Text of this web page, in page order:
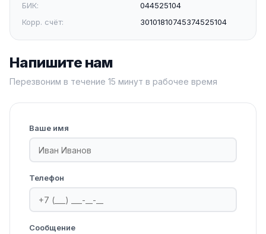
БИК:
044525104
Корр. счёт:
30101810745374525104
Напишите нам
Перезвоним в течение 15 минут в рабочее время
Ваше имя
Телефон
Сообщение